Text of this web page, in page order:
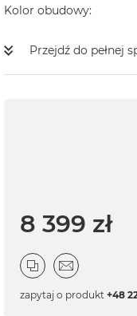
Kolor obudowy
Przejdź do pełnej
8 399 zł
zapytaj o produkt +48